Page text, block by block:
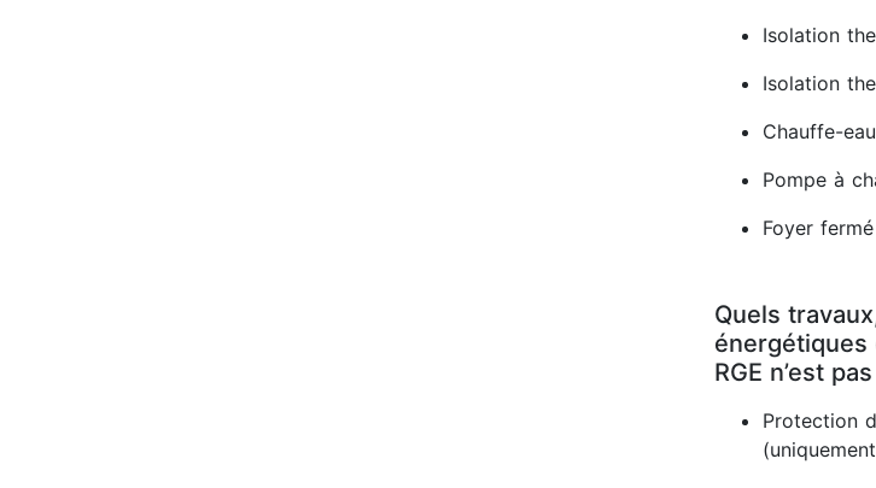
Isolation
Isolation
Chauffe-
Pompe à
Foyer
Quels
RGE n’est
Protection